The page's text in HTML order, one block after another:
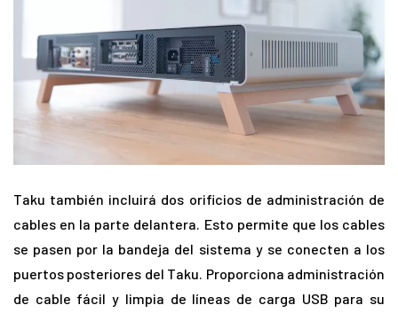
Taku también incluirá dos orificios de administración de
cables en la parte delantera. Esto permite que los cables
se pasen por la bandeja del sistema y se conecten a los
puertos posteriores del Taku. Proporciona administración
de cable fácil y limpia de líneas de carga USB para su